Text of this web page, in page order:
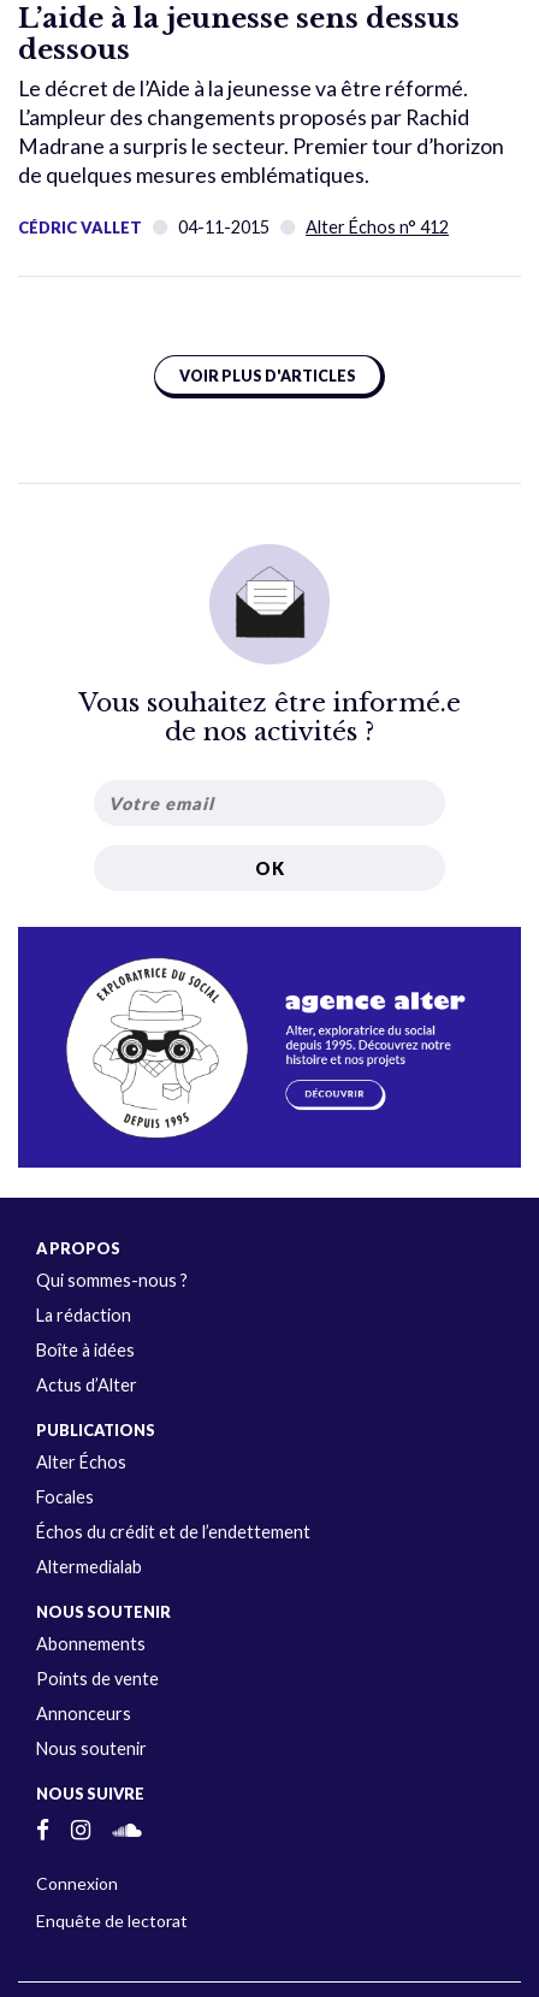
L’aide à la jeunesse sens dessus
dessous
Le décret de l’Aide à la jeunesse va être réformé.
L’ampleur des changements proposés par Rachid
Madrane a surpris le secteur. Premier tour d’horizon
de quelques mesures emblématiques.
CÉDRIC VALLET 04-11-2015 Alter Échos n° 412
VOIR PLUS D'ARTICLES
Vous souhaitez être informé.e
de nos activités ?
A PROPOS
Qui sommes-nous ?
La rédaction
Boîte à idées
Actus d’Alter
PUBLICATIONS
Alter Échos
Focales
Échos du crédit et de l’endettement
Altermedialab
NOUS SOUTENIR
Abonnements
Points de vente
Annonceurs
Nous soutenir
NOUS SUIVRE
Connexion
Enquête de lectorat